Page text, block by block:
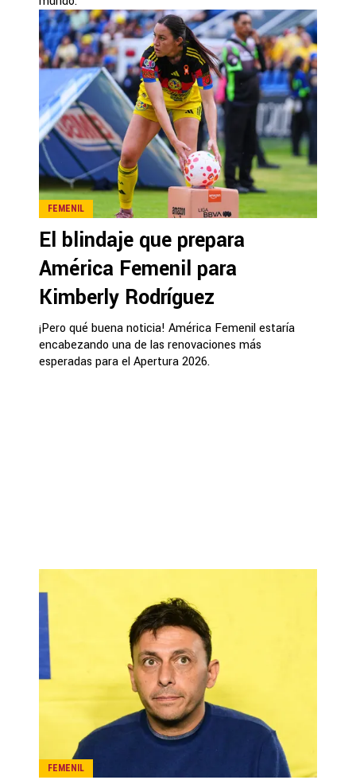
FEMENIL
El blindaje que prepara
América Femenil para
Kimberly Rodríguez
¡Pero qué buena noticia! América Femenil estaría
encabezando una de las renovaciones más
esperadas para el Apertura 2026.
FEMENIL